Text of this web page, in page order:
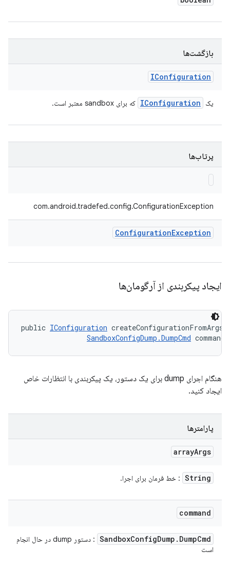
بازگشت‌ها
IConfiguration
یک IConfiguration که برای sandbox معتبر است.
پرتاب‌ها
com.android.tradefed.config.ConfigurationException
ConfigurationException
ایجاد پیکربندی از آرگومان‌ها
public IConfiguration
SandboxConfigDump.DumpCmd command)
هنگام اجرای dump برای یک دستور، یک پیکربندی با انتظارات خاص
ایجاد کنید.
پارامترها
arrayArgs
String : خط فرمان برای اجرا.
command
SandboxConfigDump . DumpCmd
: دستور dump در حال انجام
است